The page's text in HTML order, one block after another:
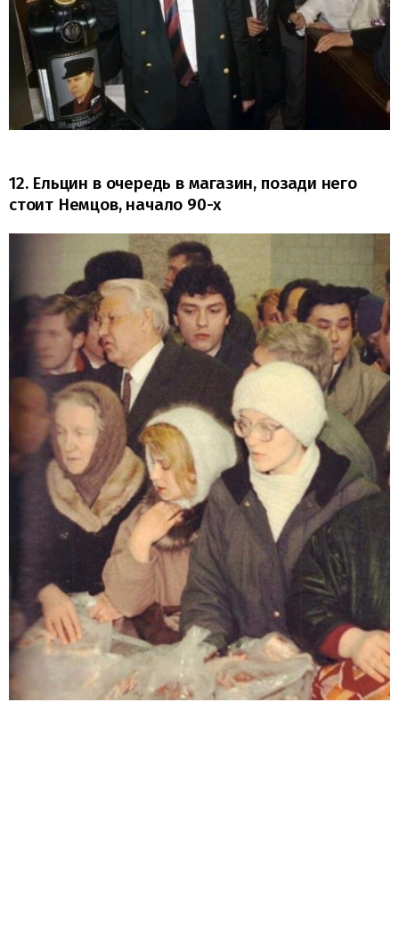
12. Ельцин в очередь в магазин, позади него
стоит Немцов, начало 90-х